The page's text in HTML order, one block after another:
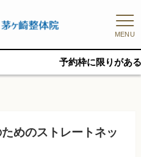
MENU
予約枠に限りがあるため、新規
めのストレートネッ